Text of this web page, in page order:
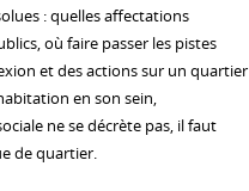
: quelles affectations
où faire passer les pistes
et des actions sur un quartier
en son sein,
ne se décrète pas, il faut
de quartier.